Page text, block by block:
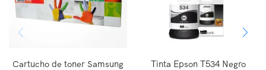
Cartucho de toner Samsung
Tinta Epson T534 Negro